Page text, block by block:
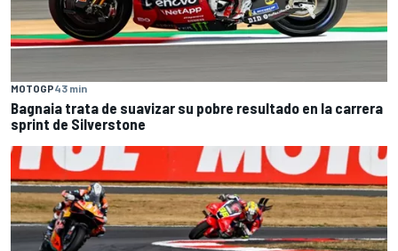
MOTOGP43 min
Bagnaia trata de suavizar su pobre resultado en la carrera
sprint de Silverstone